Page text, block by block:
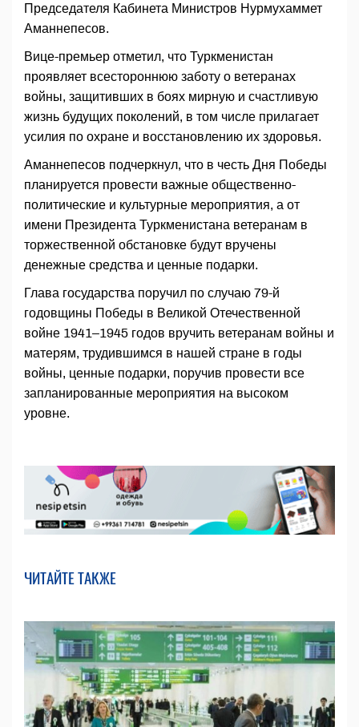
Председателя Кабинета Министров Нурмухаммет
Аманнепесов.
Вице-премьер отметил, что Туркменистан
проявляет всестороннюю заботу о ветеранах
войны, защитивших в боях мирную и счастливую
жизнь будущих поколений, в том числе прилагает
усилия по охране и восстановлению их здоровья.
Аманнепесов подчеркнул, что в честь Дня Победы
планируется провести важные общественно-
политические и культурные мероприятия, а от
имени Президента Туркменистана ветеранам в
торжественной обстановке будут вручены
денежные средства и ценные подарки.
Глава государства поручил по случаю 79-й
годовщины Победы в Великой Отечественной
войне 1941–1945 годов вручить ветеранам войны и
матерям, трудившимся в нашей стране в годы
войны, ценные подарки, поручив провести все
запланированные мероприятия на высоком
уровне.
ЧИТАЙТЕ ТАКЖЕ